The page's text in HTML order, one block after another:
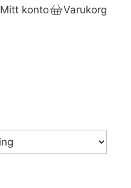
Mitt konto Varukorg